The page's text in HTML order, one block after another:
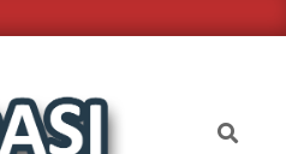
Search